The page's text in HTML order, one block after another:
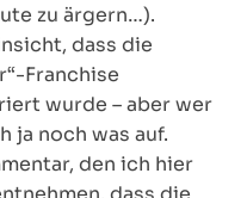
zu ärgern…).
dass die
Franchise
wurde – aber wer
ja noch was auf.
den ich hier